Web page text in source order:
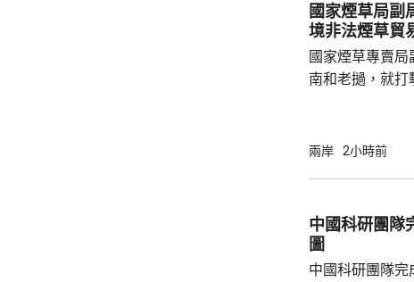
移群眾，組織力
市潼關縣亦傳出
塌，最少1人失
國家煙草局
境非法煙草貿
國家煙草專賣
南和老撾，就打
工作會談，就加
三江說，希望
制作用，深化信息
老撾亦與當地公
兩岸 2小時前
中國科研團隊
圖
中國科研團隊完